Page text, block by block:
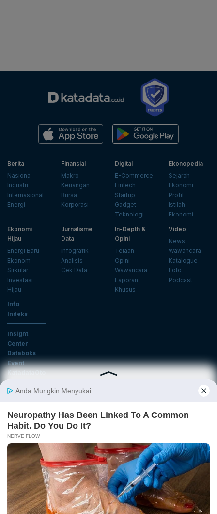
Berita
Nasional
Industri
Internasional
Energi
Finansial
Makro
Keuangan
Bursa
Korporasi
Digital
E-Commerce
Fintech
Startup
Gadget
Teknologi
Ekonopedia
Sejarah
Ekonomi
Profil
Istilah
Ekonomi
Ekonomi
Hijau
Energi Baru
Ekonomi
Sirkular
Investasi
Hijau
Jurnalisme
Data
Infografik
Analisis
Cek Data
In-Depth &
Opini
Telaah
Opini
Wawancara
Laporan
Khusus
Video
News
Wawancara
Katalogue
Foto
Podcast
Info
Indeks
Insight
Center
Databoks
Event
KatadataOto
Email
Daftar
Tentang Katadata Advertising Karier
Pedoman Media Siber
Kebijakan Privasi
Disclaimer
Hubungi Kami
©2026 Katadata. Hak cipta dilindungi Undang-undang.